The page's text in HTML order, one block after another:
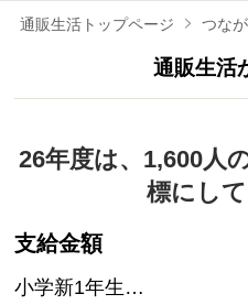
ー
通販生活トップページ つな
通販生活
26年度は、1,600人
標にして
支給金額
小学新1年生…